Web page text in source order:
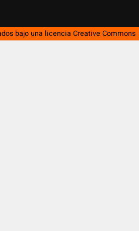
bajo una licencia Creative Commons